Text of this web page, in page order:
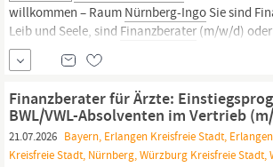
willkommen – Raum Nürnberg-Ingo Sie sind
Leib und Seele, sind Finanzberater (m/w/d) oder
Dann ergänzen Sie unser 5-köpfiges Plansecur-
das seit nunmehr 25 Jahren für
Finanzberater für Ärzte:
BWL/VWL-Absolventen im Vertrieb
21.07.2026 Bayern, Erlangen Kreisfreie Stadt,
Kreisfreie Stadt, Nürnberg, Würzburg Kreisfreie Stadt,